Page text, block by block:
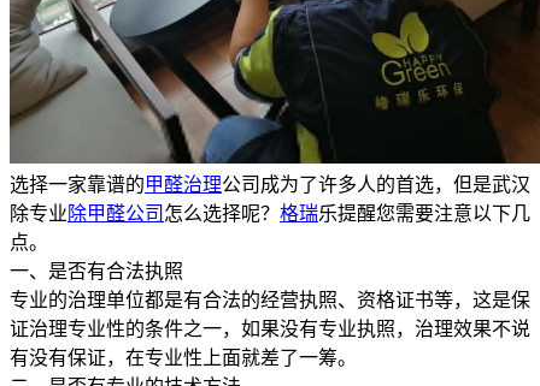
选择一家靠谱的甲醛治理公司成为了许多人的首选，但是武汉
除专业除甲醛公司 怎么选择呢？ 格瑞乐提醒您需要注意以下几
点。
一、是否有合法执照
专业的治理单位都是有合法的经营执照、资格证书等，这是保
证治理专业性的条件之一，如果没有专业执照，治理效果不说
有没有保证，在专业性上面就差了一筹。